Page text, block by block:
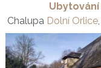
Chalupa Dolní Orlice